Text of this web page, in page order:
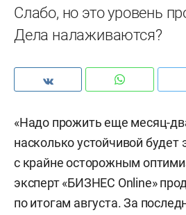
Слабо, но это уровень
Дела налаживаются?
«Надо прожить еще месяц-
насколько устойчивой будет
с крайне осторожным
эксперт «БИЗНЕС Online»
по итогам августа. За